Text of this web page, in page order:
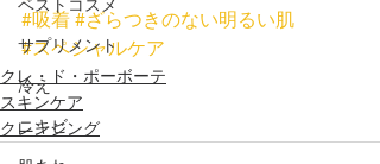
ベストコスメ
サプリメント
冷え
ニキビ
#吸着 #ざらつきのない明るい肌
#スペシャルケア
クレ・ド・ポーボーテ
スキンケア
クレンジング